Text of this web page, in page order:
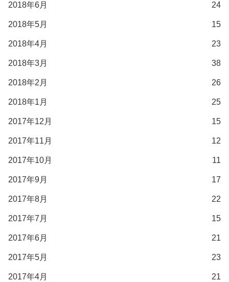
2018年6月 24
2018年5月 15
2018年4月 23
2018年3月 38
2018年2月 26
2018年1月 25
2017年12月 15
2017年11月 12
2017年10月 11
2017年9月 17
2017年8月 22
2017年7月 15
2017年6月 21
2017年5月 23
2017年4月 21